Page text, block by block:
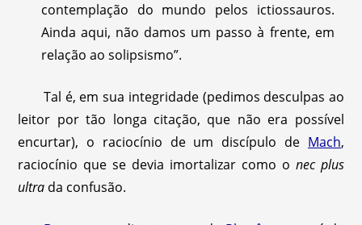
contemplação do mundo pelos ictiossauros.
Ainda aqui, não damos um passo à frente, em
relação ao solipsismo”.
Tal é, em sua integridade (pedimos desculpas ao
leitor por tão longa citação, que não era possível
encurtar), o raciocínio de um discípulo de Mach,
raciocínio que se devia imortalizar como o nec plus
ultra da confusão.